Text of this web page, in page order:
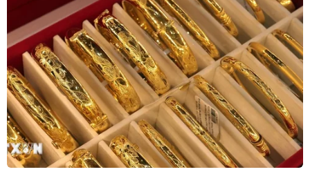
phạm liên quan đến IS
Tổng thống Mỹ Donald Trump tuyên bố thủ lĩnh
số 2 của IS bị tiêu diệt
Syria siết chặt an ninh sau vụ nhóm IS ám sát
giáo sỹ nổi tiếng
Thổ Nhĩ Kỳ bắt giữ 90 đối tượng tình nghi có
liên hệ với nhóm khủng bố IS